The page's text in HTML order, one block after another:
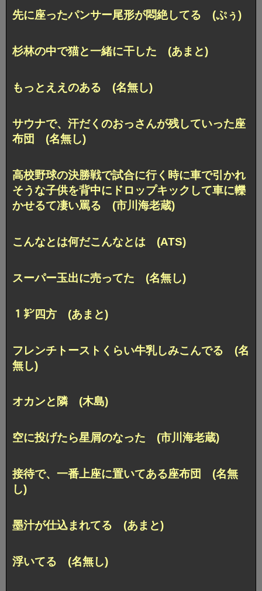
先に座ったパンサー尾形が悶絶してる (ぷぅ)
杉林の中で猫と一緒に干した (あまと)
もっとええのある (名無し)
サウナで、汗だくのおっさんが残していった座
布団 (名無し)
高校野球の決勝戦で試合に行く時に車で引かれ
そうな子供を背中にドロップキックして車に轢
かせるて凄い罵る (市川海老蔵)
こんなとは何だこんなとは (ATS)
スーパー玉出に売ってた (名無し)
１㌢四方 (あまと)
フレンチトーストくらい牛乳しみこんでる (名
無し)
オカンと隣 (木島)
空に投げたら星屑のなった (市川海老蔵)
接待で、一番上座に置いてある座布団 (名無
し)
墨汁が仕込まれてる (あまと)
浮いてる (名無し)